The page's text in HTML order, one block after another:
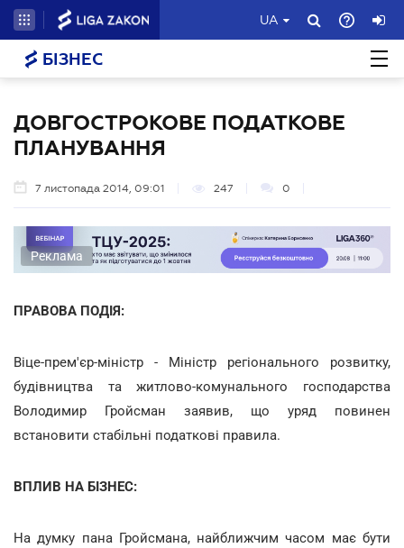
UA
БІЗНЕС
ДОВГОСТРОКОВЕ ПОДАТКОВЕ
ПЛАНУВАННЯ
7 листопада 2014, 09:01 247 0
Реклама
ПРАВОВА ПОДІЯ:
Віце-прем'єр-міністр - Міністр регіонального розвитку,
будівництва та житлово-комунального господарства
Володимир Гройсман заявив, що уряд повинен
встановити стабільні податкові правила.
ВПЛИВ НА БІЗНЕС:
На думку пана Гройсмана, найближчим часом має бути